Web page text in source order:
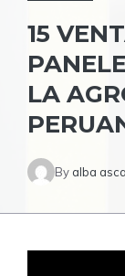
15
LA
By alba